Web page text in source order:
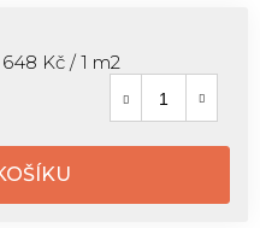
cena:
648 Kč / 1 m2